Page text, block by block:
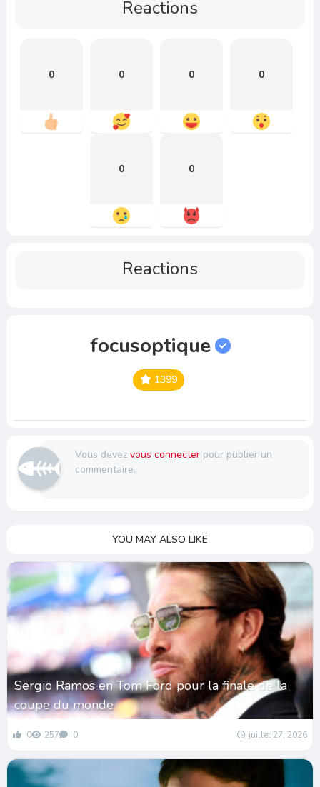
Reactions
0 0 0 0
0 0
Reactions
focusoptique
1399
Vous devez vous connecterpour publier un
commentaire.
YOU MAY ALSO LIKE
Sergio Ramos en Tom Ford pour la finale de la
coupe du monde
0 257 0 juillet 27, 2026